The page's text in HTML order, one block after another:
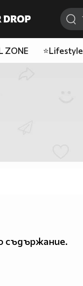
ZONE ⭐Lifestyle
съдържание.